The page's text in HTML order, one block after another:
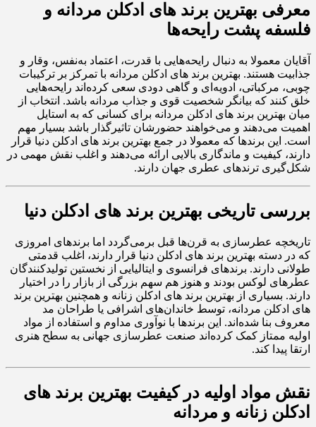
معرفی بهترین برند های ادکلن مردانه و
فلسفه پشت رایحه‌ها
آقایان معمولا به دنبال رایحه‌هایی با قدرت، اعتماد به‌نفس، وقار و
جذابیت هستند. بهترین برند های ادکلن مردانه با تمرکز بر ترکیبات
چوبی، مرکباتی، ادویه‌ای و گاهی دودی سعی کرده‌اند رایحه‌هایی
خلق کنند که بیانگر شخصیت قوی و جذاب مردانه باشد. انتخاب از
میان بهترین برند های ادکلن مردانه برای کسانی که به استایل
اهمیت می‌دهند و می‌خواهند حضورشان تاثیرگذار باشد بسیار مهم
است. این برندها که معمولا در جمع بهترین برند های ادکلن دنیا قرار
دارند، کیفیت و ماندگاری بالایی ارائه می‌دهند و اغلب نقش مهمی در
شکل‌گیری ترندهای عطری جهان دارند.
بررسی تاریخی بهترین برند های ادکلن دنیا
تاریخچه عطرسازی به قرن‌ها قبل برمی‌گردد اما برندهای امروزی
که در دسته بهترین برند های ادکلن دنیا قرار دارند، اغلب قدمتی
طولانی دارند. برندهای فرانسوی و ایتالیایی از نخستین تولیدکنندگان
عطرهای لوکس بودند و هنوز هم سهم بزرگی از بازار را در اختیار
دارند. بسیاری از بهترین برند های ادکلن زنانه و همچنین بهترین برند
های ادکلن مردانه، توسط خاندان‌های اشرافی یا طراحان مد
معروف بنا شده‌اند. این برندها با نوآوری مداوم و استفاده از مواد
اولیه ممتاز کمک کرده‌اند صنعت عطرسازی جهانی به سطح هنری
ارتقا پیدا کند.
نقش مواد اولیه در کیفیت بهترین برند های
ادکلن زنانه و مردانه